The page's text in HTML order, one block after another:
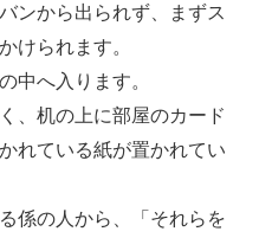
ンから出られず、まずス
けられます。
中へ入ります。
、机の上に部屋のカード
れている紙が置かれてい
係の人から、「それらを